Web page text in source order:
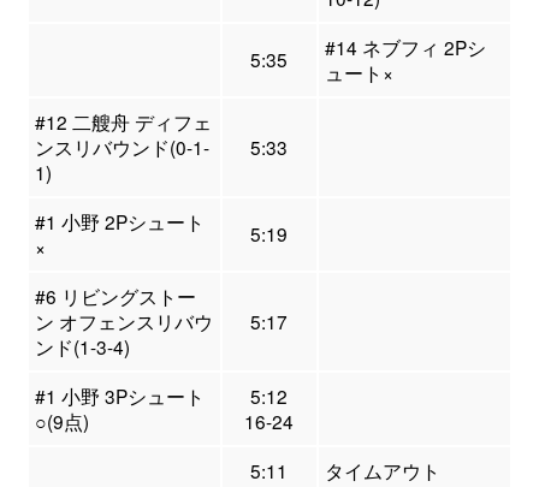
5:35
#14 ネブフィ 2Pシ
ュート×
#12 二艘舟 ディフェ
ンスリバウンド(0-1-
1)
5:33
#1 小野 2Pシュート
×
5:19
#6 リビングストー
ン オフェンスリバウ
ンド(1-3-4)
5:17
#1 小野 3Pシュート
○(9点)
5:12
16-24
5:11
タイムアウト